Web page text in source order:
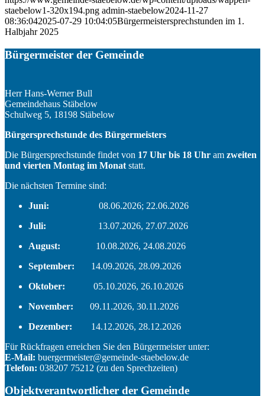
staebelow1-320x194.png admin-staebelow2024-11-27
08:36:042025-07-29 10:04:05Bürgermeistersprechstunden im 1.
Halbjahr 2025
Bürgermeister der Gemeinde
Herr Hans-Werner Bull
Gemeindehaus Stäbelow
Schulweg 5, 18198 Stäbelow
Bürgersprechstunde des Bürgermeisters
Die Bürgersprechstunde findet von 17 Uhr bis 18 Uhr am zweiten
und vierten Montag im Monat statt.
Die nächsten Termine sind:
Juni: 08.06.2026; 22.06.2026
Juli: 13.07.2026, 27.07.2026
August: 10.08.2026, 24.08.2026
September: 14.09.2026, 28.09.2026
Oktober: 05.10.2026, 26.10.2026
November: 09.11.2026, 30.11.2026
Dezember: 14.12.2026, 28.12.2026
Für Rückfragen erreichen Sie den Bürgermeister unter:
E-Mail: buergermeister@gemeinde-staebelow.de
Telefon: 038207 75212 (zu den Sprechzeiten)
Objektverantwortlicher der Gemeinde